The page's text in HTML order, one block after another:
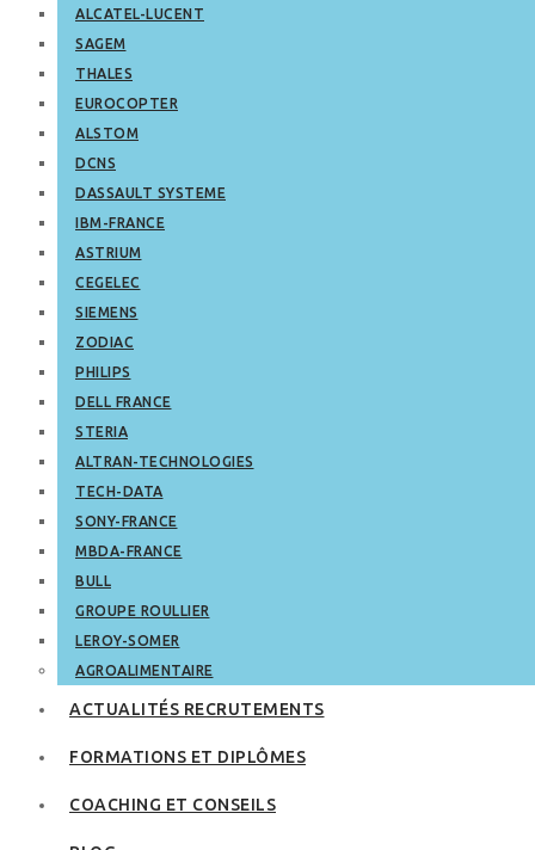
ALCATEL-LUCENT
SAGEM
THALES
EUROCOPTER
ALSTOM
DCNS
DASSAULT SYSTEME
IBM-FRANCE
ASTRIUM
CEGELEC
SIEMENS
ZODIAC
PHILIPS
DELL FRANCE
STERIA
ALTRAN-TECHNOLOGIES
TECH-DATA
SONY-FRANCE
MBDA-FRANCE
BULL
GROUPE ROULLIER
LEROY-SOMER
AGROALIMENTAIRE
ACTUALITÉS RECRUTEMENTS
FORMATIONS ET DIPLÔMES
COACHING ET CONSEILS